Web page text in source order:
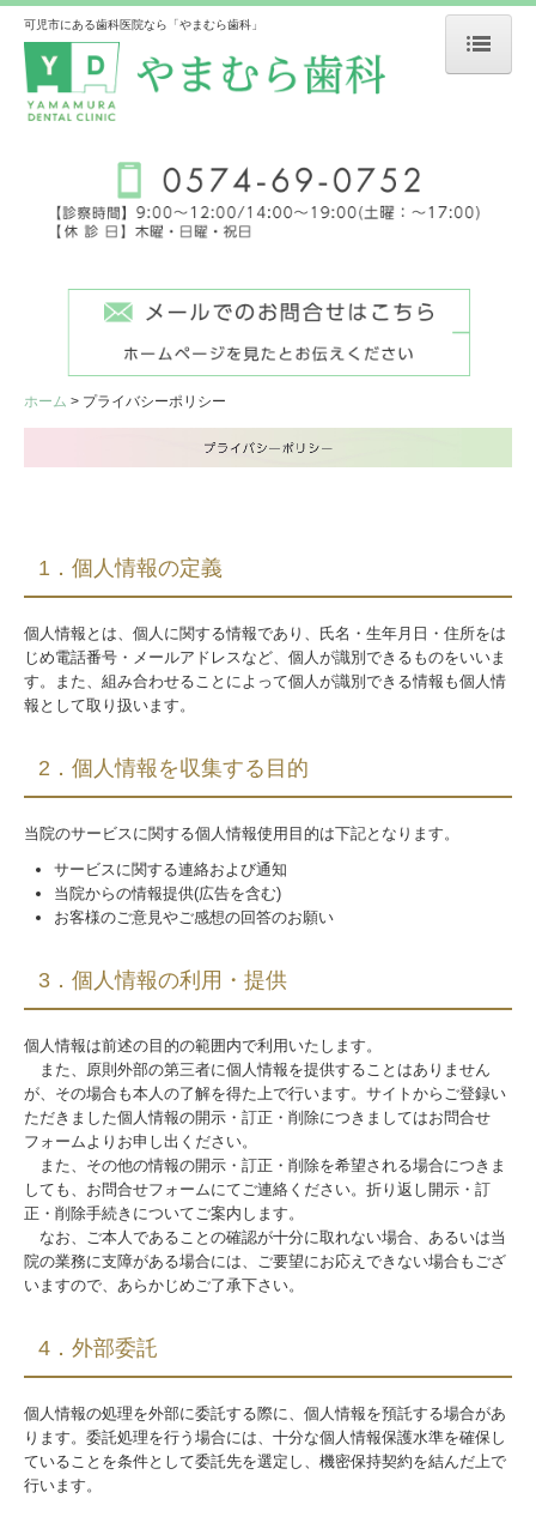
ホーム
一般歯科・小児歯科
矯正歯科
審美歯科・ホワイトニング
予防歯科
求人案内
ご予約
サイトマップ
可児市にある歯科医院なら「やまむら歯科」
ホーム プライバシーポリシー
1．個人情報の定義
個人情報とは、個人に関する情報であり、氏名・生年月日・住所をは
じめ電話番号・メールアドレスなど、個人が識別できるものをいいま
す。また、組み合わせることによって個人が識別できる情報も個人情
報として取り扱います。
2．個人情報を収集する目的
当院のサービスに関する個人情報使用目的は下記となります。
サービスに関する連絡および通知
当院からの情報提供(広告を含む)
お客様のご意見やご感想の回答のお願い
3．個人情報の利用・提供
個人情報は前述の目的の範囲内で利用いたします。
また、原則外部の第三者に個人情報を提供することはありません
が、その場合も本人の了解を得た上で行います。サイトからご登録い
ただきました個人情報の開示・訂正・削除につきましてはお問合せ
フォームよりお申し出ください。
また、その他の情報の開示・訂正・削除を希望される場合につきま
しても、お問合せフォームにてご連絡ください。折り返し開示・訂
正・削除手続きについてご案内します。
なお、ご本人であることの確認が十分に取れない場合、あるいは当
院の業務に支障がある場合には、ご要望にお応えできない場合もござ
いますので、あらかじめご了承下さい。
4．外部委託
個人情報の処理を外部に委託する際に、個人情報を預託する場合があ
ります。委託処理を行う場合には、十分な個人情報保護水準を確保し
ていることを条件として委託先を選定し、機密保持契約を結んだ上で
行います。